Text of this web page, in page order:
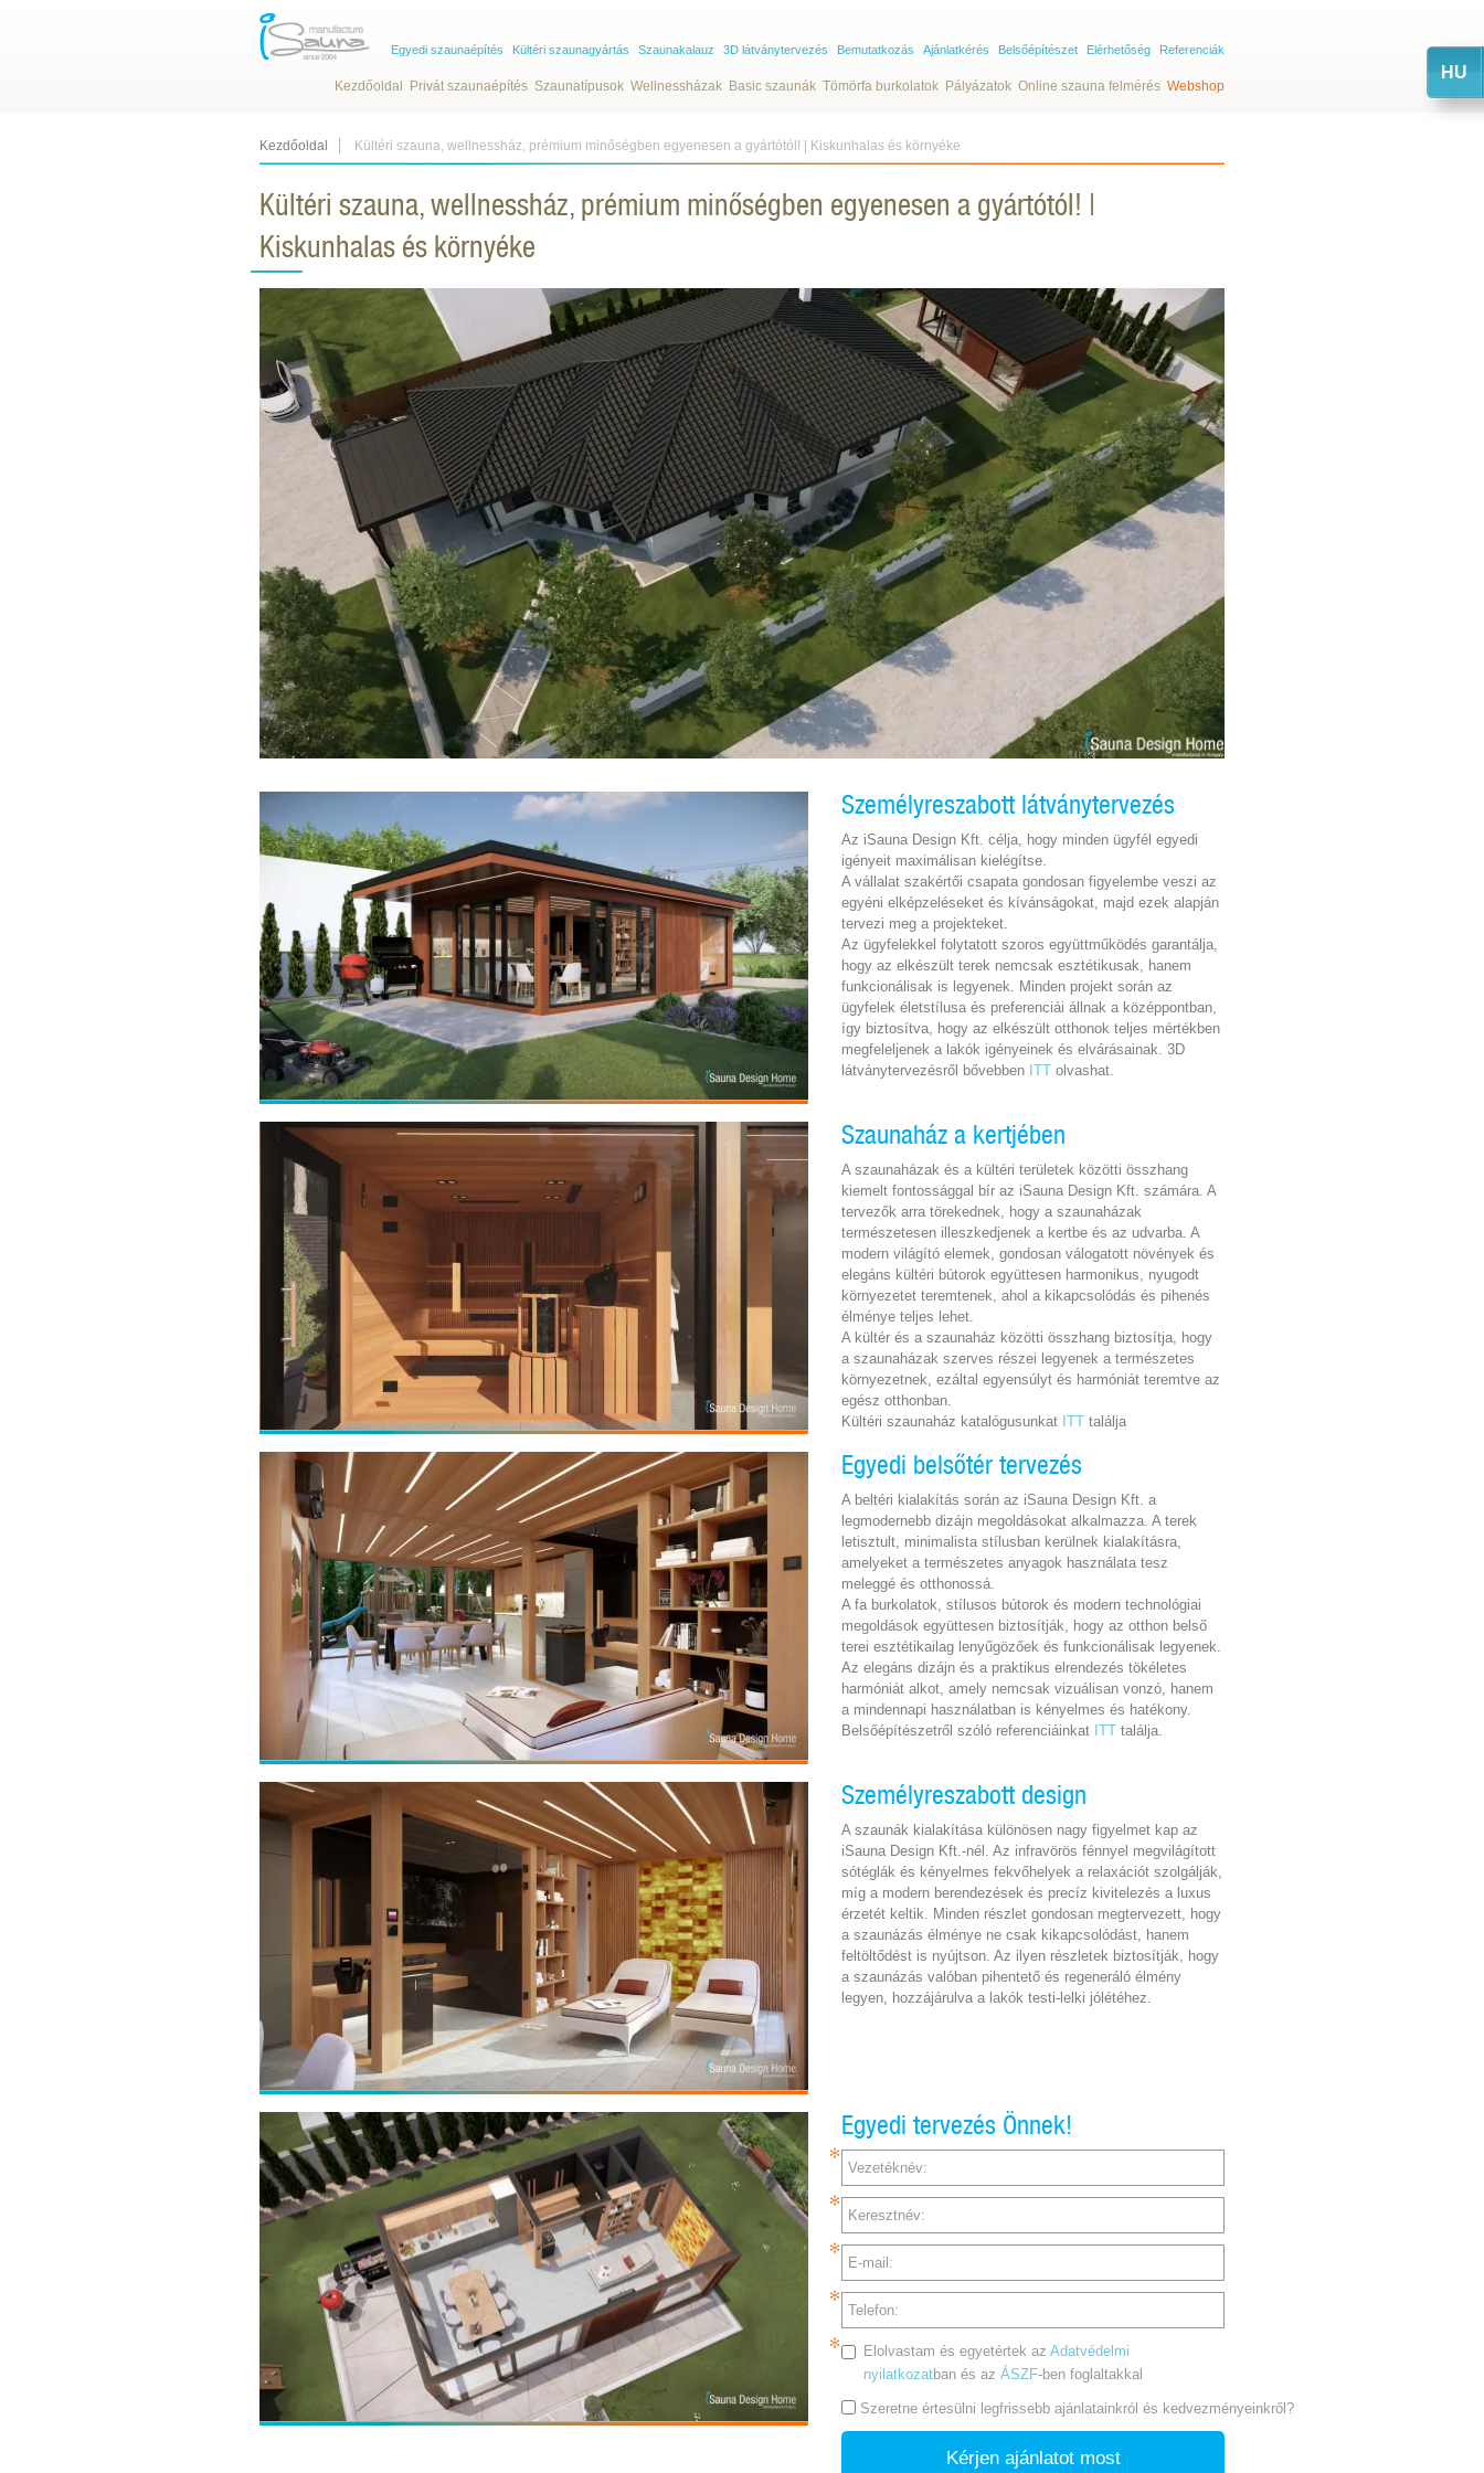
Egyedi szaunaépítés Kültéri szaunagyártás Szaunakalauz 3D látványtervezés Bemutatkozás Ajánlatkérés Belsőépítészet Elérhetőség Referenciák
Kezdőoldal Privát szaunaépítés Szaunatípusok Wellnessházak Basic szaunák Tömörfa burkolatok Pályázatok Online szauna felmérés Webshop
Kezdőoldal Kültéri szauna, wellnessház, prémium minőségben egyenesen a gyártótól! | Kiskunhalas és környéke
Kültéri szauna, wellnessház, prémium minőségben egyenesen a gyártótól! |
Kiskunhalas és környéke
Személyreszabott látványtervezés
Az iSauna Design Kft. célja, hogy minden ügyfél egyedi
igényeit maximálisan kielégítse.
A vállalat szakértői csapata gondosan figyelembe veszi az
egyéni elképzeléseket és kívánságokat, majd ezek alapján
tervezi meg a projekteket.
Az ügyfelekkel folytatott szoros együttműködés garantálja,
hogy az elkészült terek nemcsak esztétikusak, hanem
funkcionálisak is legyenek. Minden projekt során az
ügyfelek életstílusa és preferenciái állnak a középpontban,
így biztosítva, hogy az elkészült otthonok teljes mértékben
megfeleljenek a lakók igényeinek és elvárásainak. 3D
látványtervezésről bővebben ITTolvashat.
Szaunaház a kertjében
A szaunaházak és a kültéri területek közötti összhang
kiemelt fontossággal bír az iSauna Design Kft. számára. A
tervezők arra törekednek, hogy a szaunaházak
természetesen illeszkedjenek a kertbe és az udvarba. A
modern világító elemek, gondosan válogatott növények és
elegáns kültéri bútorok együttesen harmonikus, nyugodt
környezetet teremtenek, ahol a kikapcsolódás és pihenés
élménye teljes lehet.
A kültér és a szaunaház közötti összhang biztosítja, hogy
a szaunaházak szerves részei legyenek a természetes
környezetnek, ezáltal egyensúlyt és harmóniát teremtve az
egész otthonban.
Kültéri szaunaház katalógusunkat ITT találja
Egyedi belsőtér tervezés
A beltéri kialakítás során az iSauna Design Kft. a
legmodernebb dizájn megoldásokat alkalmazza. A terek
letisztult, minimalista stílusban kerülnek kialakításra,
amelyeket a természetes anyagok használata tesz
meleggé és otthonossá.
A fa burkolatok, stílusos bútorok és modern technológiai
megoldások együttesen biztosítják, hogy az otthon belső
terei esztétikailag lenyűgözőek és funkcionálisak legyenek.
Az elegáns dizájn és a praktikus elrendezés tökéletes
harmóniát alkot, amely nemcsak vizuálisan vonzó, hanem
a mindennapi használatban is kényelmes és hatékony.
Belsőépítészetről szóló referenciáinkat ITT találja.
Személyreszabott design
A szaunák kialakítása különösen nagy figyelmet kap az
iSauna Design Kft.-nél. Az infravörös fénnyel megvilágított
sótéglák és kényelmes fekvőhelyek a relaxációt szolgálják,
míg a modern berendezések és precíz kivitelezés a luxus
érzetét keltik. Minden részlet gondosan megtervezett, hogy
a szaunázás élménye ne csak kikapcsolódást, hanem
feltöltődést is nyújtson. Az ilyen részletek biztosítják, hogy
a szaunázás valóban pihentető és regeneráló élmény
legyen, hozzájárulva a lakók testi-lelki jólétéhez.
Egyedi tervezés Önnek!
Vezetéknév:
Keresztnév:
E-mail:
Telefon:
Elolvastam és egyetértek azAdatvédelmi
nyilatkozatban és azÁSZF-ben foglaltakkal
Szeretne értesülni legfrissebb ajánlatainkról és kedvezményeinkről?
Kérjen ajánlatot most
HU